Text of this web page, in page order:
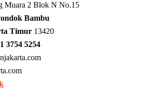
Muara 2 Blok N No.15
Bambu
Timur 13420
3754 5254